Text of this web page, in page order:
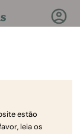
Center
estão
leia os